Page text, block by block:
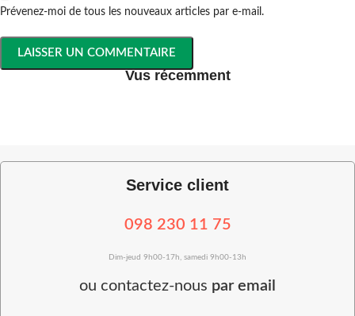
Prévenez-moi de tous les nouveaux articles par e-mail.
Vus récemment
Service client
098 230 11 75
Dim-jeud 9h00-17h, samedi 9h00-13h
ou contactez-nous par email